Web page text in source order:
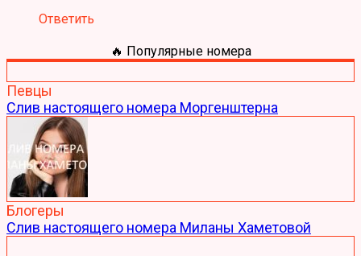
Ответить
🔥 Популярные номера
Певцы
Слив настоящего номера Моргенштерна
Блогеры
Слив настоящего номера Миланы Хаметовой